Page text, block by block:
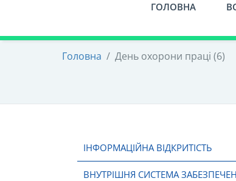
ГОЛОВНА
Головна / День охорони праці (6)
ІНФОРМАЦІЙНА ВІДКРИТІСТЬ
ВНУТРІШНЯ СИСТЕМА